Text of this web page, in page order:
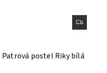
Patrová postel Riky bílá